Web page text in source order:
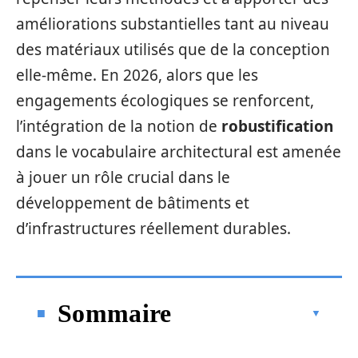
améliorations substantielles tant au niveau
des matériaux utilisés que de la conception
elle-même. En 2026, alors que les
engagements écologiques se renforcent,
l’intégration de la notion de robustification
dans le vocabulaire architectural est amenée
à jouer un rôle crucial dans le
développement de bâtiments et
d’infrastructures réellement durables.
Sommaire